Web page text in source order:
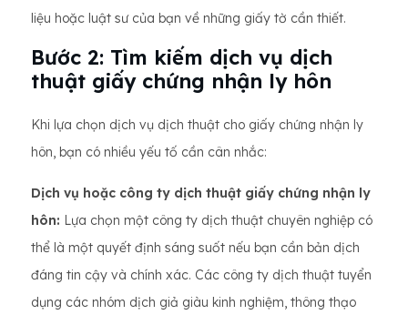
liệu hoặc luật sư của bạn về những giấy tờ cần thiết.
Bước 2: Tìm kiếm dịch vụ dịch
thuật giấy chứng nhận ly hôn
Khi lựa chọn dịch vụ dịch thuật cho giấy chứng nhận ly
hôn, bạn có nhiều yếu tố cần cân nhắc:
Dịch vụ hoặc công ty dịch thuật giấy chứng nhận ly
hôn: Lựa chọn một công ty dịch thuật chuyên nghiệp có
thể là một quyết định sáng suốt nếu bạn cần bản dịch
đáng tin cậy và chính xác. Các công ty dịch thuật tuyển
dụng các nhóm dịch giả giàu kinh nghiệm, thông thạo